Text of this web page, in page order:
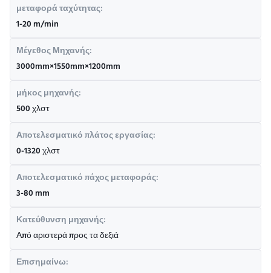
μεταφορά ταχύτητας:
1-20 m/min
Μέγεθος Μηχανής:
3000mm×1550mm×1200mm
μήκος μηχανής:
500 χλστ
Αποτελεσματικό πλάτος εργασίας:
0-1320 χλστ
Αποτελεσματικό πάχος μεταφοράς:
3-80 mm
Κατεύθυνση μηχανής:
Από αριστερά προς τα δεξιά
Επισημαίνω: